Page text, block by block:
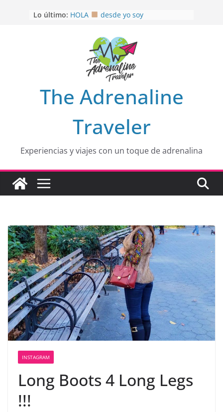
Lo último: HOLA
desde yo soy
EL SENDERO DEL CACAO: Excelente
opción
HOSPEDAJE AL NATURALSHH !!
OTRA PERSPECTIVA de RÍO EL
MULITO!
The Adrenaline
Traveler
Experiencias y viajes con un toque de adrenalina
INSTAGRAM
Long Boots 4 Long Legs
!!!